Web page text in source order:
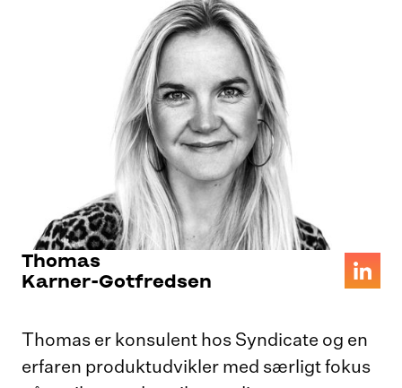
Thomas
Karner-Gotfredsen
Thomas er konsulent hos Syndicate og en
erfaren produktudvikler med særligt fokus